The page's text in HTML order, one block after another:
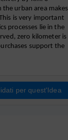
urban area makes
is very important
processes lie in the
zero kilometer is
support the
per quest'Idea